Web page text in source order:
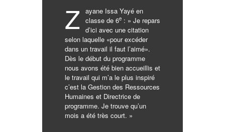
Z ayane Issa Yayé en
classe de 6e : » Je repars
d’ici avec une citation
selon laquelle «pour excéder
dans un travail il faut l’aimé».
Dès le début du programme
nous avons été bien accueillis et
le travail qui m’a le plus inspiré
c’est la Gestion des Ressources
Humaines et Directrice de
programme. Je trouve qu’un
mois a été très court. »